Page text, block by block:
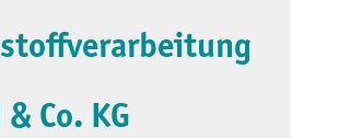
Co. KG